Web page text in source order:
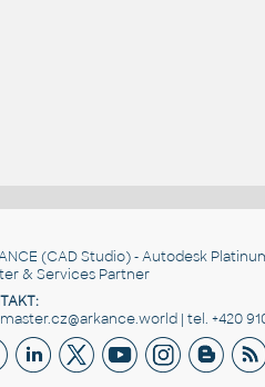
(CAD Studio) - Autodesk
& Services Partner
| tel. +420 910